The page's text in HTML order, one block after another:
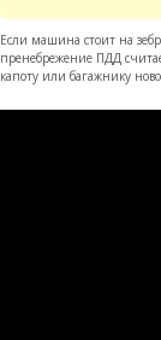
Если машина стоит на
пренебрежение ПДД
капоту или багажнику